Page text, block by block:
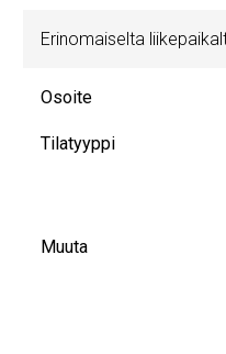
Erinomaiselta
Osoite
Tilatyyppi
Muuta